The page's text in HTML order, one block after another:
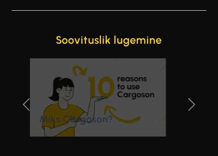
Soovituslik lugemine
Veoettevõtte
puhkusekorraldus
Cargosonis
Previous Slide Next